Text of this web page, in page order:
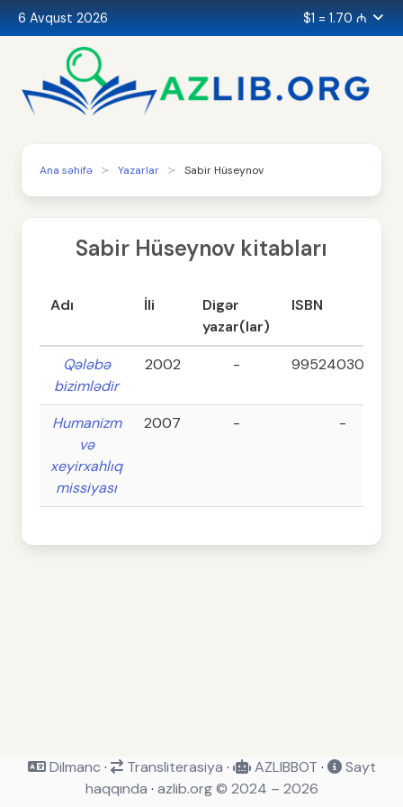
6 Avqust 2026 $1 = 1.70 ₼
Ana səhifə Yazarlar Sabir Hüseynov
Sabir Hüseynov kitabları
Adı İli
Digər
yazar(lar)
ISBN
Qələbə
bizimlədir
2002 - 99524030406
Humanizm
və
xeyirxahlıq
missiyası
2007 - -
Dilmanc · Transliterasiya · AZLIBBOT ·
Sayt
haqqında · azlib.org © 2024 – 2026